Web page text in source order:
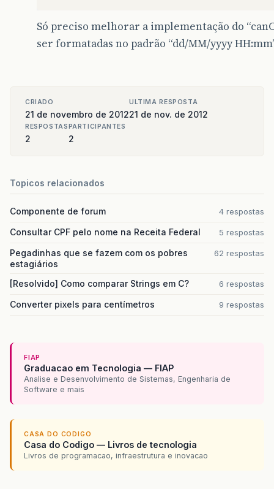
Só preciso melhorar a implementação do
ser formatadas no padrão “dd/MM/yyyy
CRIADO
21 de novembro de 2012
ULTIMA RESPOSTA
21 de nov. de 2012
RESPOSTAS
2
PARTICIPANTES
2
Topicos relacionados
Componente de forum 4 respostas
Consultar CPF pelo nome na Receita Federal 5 respostas
Pegadinhas que se fazem com os pobres
estagiários
62 respostas
[Resolvido] Como comparar Strings em C? 6 respostas
Converter pixels para centímetros 9 respostas
FIAP
Graduacao em Tecnologia — FIAP
Analise e Desenvolvimento de Sistemas, Engenharia de
Software e mais
CASA DO CODIGO
Casa do Codigo — Livros de tecnologia
Livros de programacao, infraestrutura e inovacao